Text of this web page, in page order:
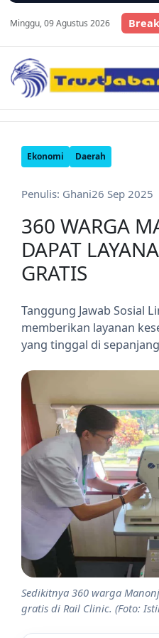
Minggu, 09 Agustus 2026
Ekonomi Daerah
Penulis: Ghani26 Sep 2025
360 WARGA
DAPAT
GRATIS
Tanggung Jawab Sosial
memberikan layanan
yang tinggal di
Sedikitnya 360 warga
gratis di Rail Clinic. (Foto: